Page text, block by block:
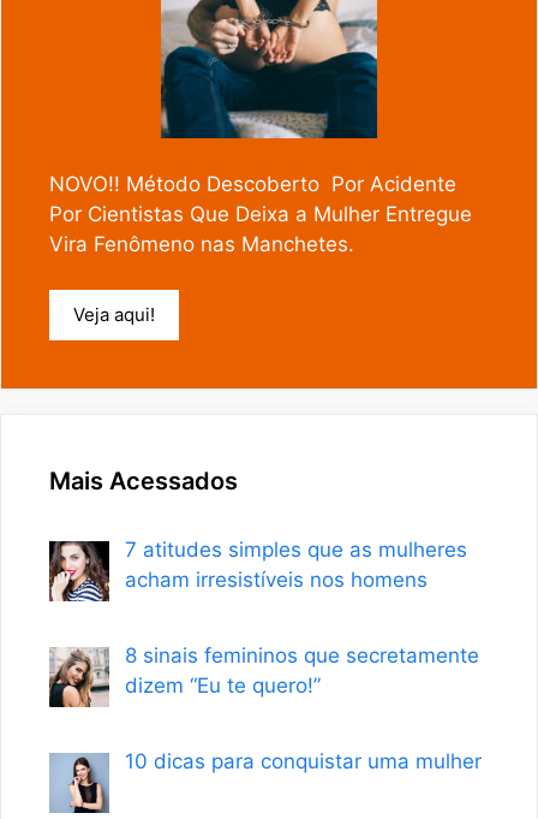
NOVO!! Método Descoberto Por Acidente
Por Cientistas Que Deixa a Mulher Entregue
Vira Fenômeno nas Manchetes.
Veja aqui!
Mais Acessados
7 atitudes simples que as mulheres
acham irresistíveis nos homens
8 sinais femininos que secretamente
dizem “Eu te quero!”
10 dicas para conquistar uma mulher